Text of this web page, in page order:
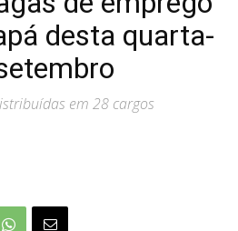
desta quarta-
em 28 cargos